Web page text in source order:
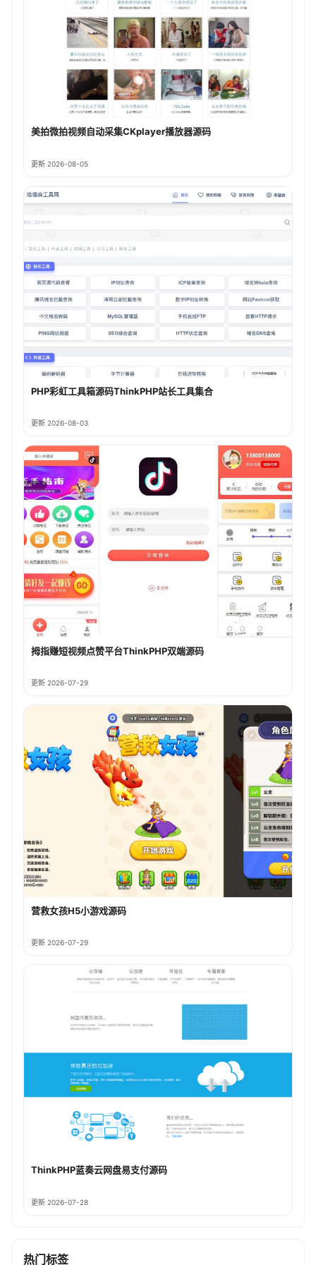
美拍微拍视频自动采集CKplayer播放器源码
更新 2026-08-05
PHP彩虹工具箱源码ThinkPHP站长工具集合
更新 2026-08-03
拇指赚短视频点赞平台ThinkPHP双端源码
更新 2026-07-29
营救女孩H5小游戏源码
更新 2026-07-29
ThinkPHP蓝奏云网盘易支付源码
更新 2026-07-28
热门标签